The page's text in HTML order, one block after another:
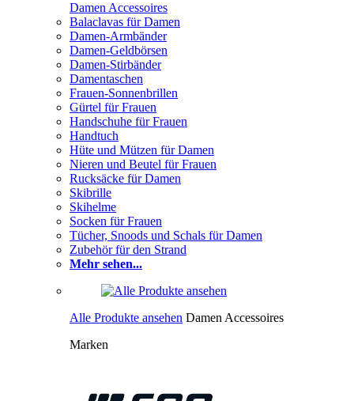
Damen Accessoires
Balaclavas für Damen
Damen-Armbänder
Damen-Geldbörsen
Damen-Stirbänder
Damentaschen
Frauen-Sonnenbrillen
Gürtel für Frauen
Handschuhe für Frauen
Handtuch
Hüte und Mützen für Damen
Nieren und Beutel für Frauen
Rucksäcke für Damen
Skibrille
Skihelme
Socken für Frauen
Tücher, Snoods und Schals für Damen
Zubehör für den Strand
Mehr sehen...
Alle Produkte ansehen Damen Accessoires
Marken